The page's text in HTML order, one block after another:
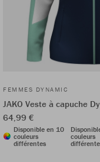
FEMMES DYNAMIC
JAKO Veste à capuche
64,99 €
Disponible en 10
couleurs
différentes
couleurs